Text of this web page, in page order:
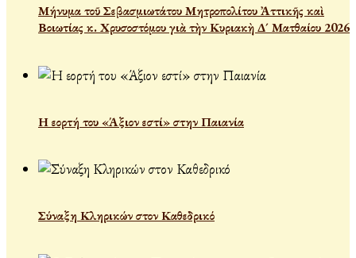
Μήνυμα τοῦ Σεβασμιωτάτου Μητροπολίτου Ἀττικῆς καὶ
Βοιωτίας κ. Χρυσοστόμου γιὰ τὴν Κυριακὴ Δ´ Ματθαίου 2026
Η εορτή του «Άξιον εστί» στην Παιανία
Σύναξη Κληρικών στον Καθεδρικό